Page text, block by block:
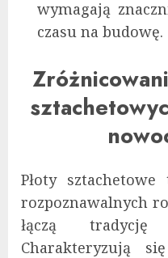
wymagają
czasu na budowę.
Płoty
rozpoznawalnych
łączą tradycję
Charakteryzują